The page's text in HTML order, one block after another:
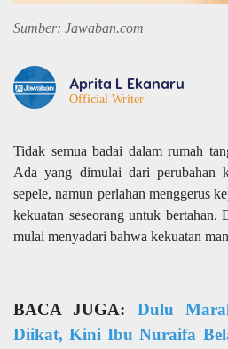
Sumber: Jawaban.com
Aprita L Ekanaru
Official Writer
Tidak semua badai dalam rumah
Ada yang dimulai dari perubahan
sepele, namun perlahan menggerus
kekuatan seseorang untuk
mulai menyadari bahwa kekuatan
BACA JUGA: Dulu
Diikat, Kini Ibu Nuraifa